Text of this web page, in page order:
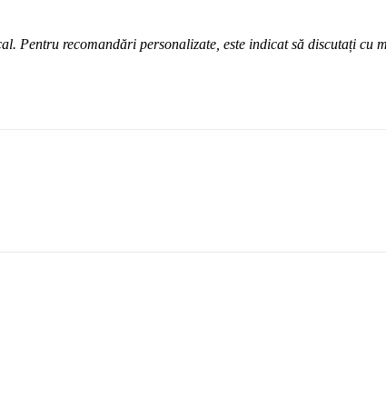
Pentru recomandări personalizate, este indicat să discutați cu